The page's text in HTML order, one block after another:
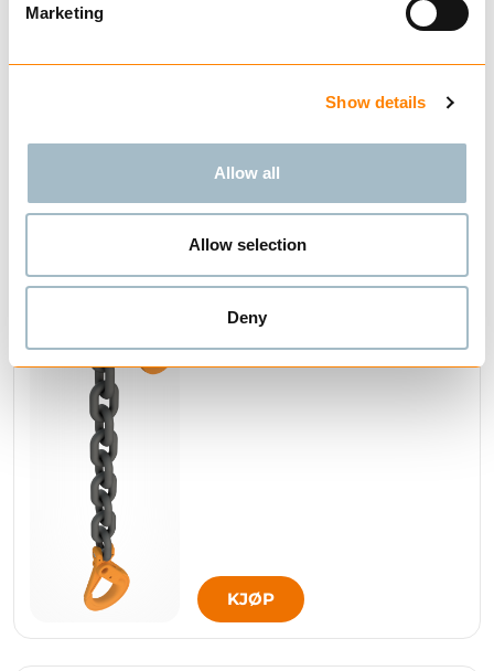
Marketing
Show details
Allow all
Allow selection
Deny
Sammenligne
KJETTINGREDSKAP G80
1-PART
KJØP